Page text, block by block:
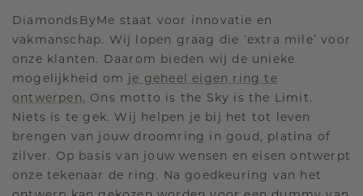
DiamondsByMe staat voor innovatie en
vakmanschap. Wij lopen graag die ‘extra mile’ voor
onze klanten. Daarom bieden wij de unieke
mogelijkheid om je geheel eigen ring te
ontwerpen. Ons motto is the Sky is the Limit.
Niets is te gek. Wij helpen je bij het tot leven
brengen van jouw droomring in goud, platina of
zilver. Op basis van jouw wensen en eisen ontwerpt
onze tekenaar de ring. Na goedkeuring van het